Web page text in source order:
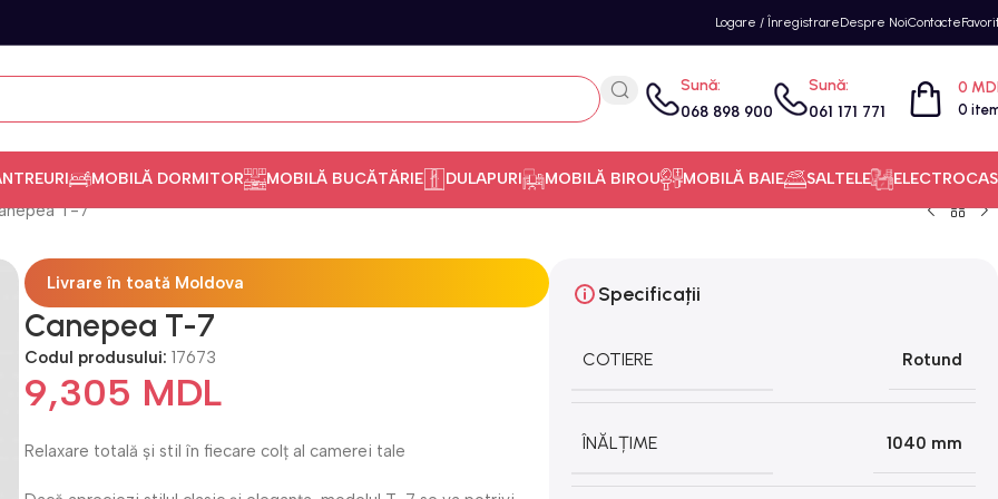
Logare / ÎnregistrareDespre NoiContacte
Sună:
068 898 900
Sună:
061 171 771 0
0
MOBILĂ DORMITOR MOBILĂ BUCĂTĂRIE DULAPURI MOBILĂ BIROU MOBILĂ BAIE SALTELE
T-7
Livrare în toată Moldova
Canepea T-7
Codul produsului:17673
9,305 MDL
Relaxare totală și stil în fiecare colț al camerei tale
Specificații
COTIERE Rotund
ÎNĂLȚIME 1040 mm